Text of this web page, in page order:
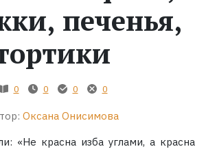
печенья,
0 0 0 0
Оксана Онисимова
«Не красна изба углами, а красна